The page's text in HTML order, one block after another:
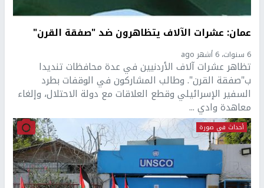
عمان: عشرات الآلاف يتظاهرون ضد "صفقة القرن"
6 سنوات، 6 أشهر ago
تظاهر عشرات آلاف الأردنيين في عدة محافظات تنديدا
ب"صفقة القرن". وطالب المشاركون في الوقفات بطرد
السفير الإسرائيلي وقطع العلاقات مع دولة الاحتلال، وإلغاء
معاهدة وادي ...
أحداث في صورة